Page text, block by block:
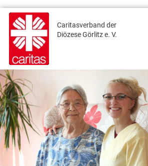
Caritasverband der
Diözese Görlitz e. V.